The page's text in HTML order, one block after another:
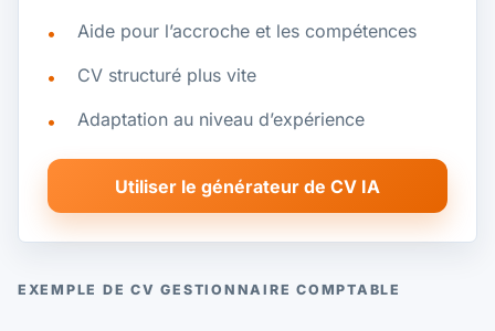
EXEMPLE DE CV GESTIONNAIRE COMPTABLE
Aide pour l’accroche et les compétences
CV structuré plus vite
Adaptation au niveau d’expérience
Utiliser le générateur de CV IA